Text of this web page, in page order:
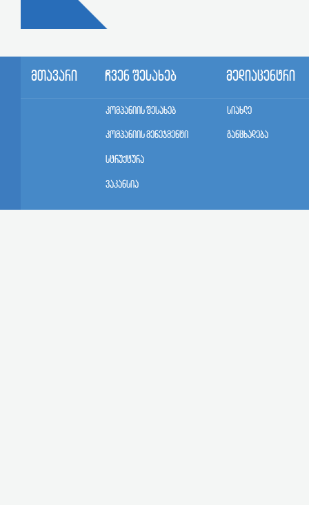
მთავარი ჩვენ შესახებ მედიაცენტრი
კომპანიის შესახებ სიახლე
კომპანიის მენეჯმენტი განცხადება
სტრუქტურა
ვაკანსია